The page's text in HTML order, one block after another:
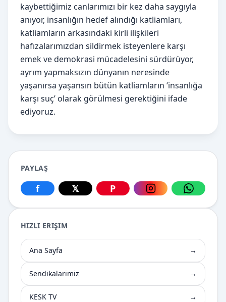
kaybettiğimiz canlarımızı bir kez daha saygıyla
anıyor, insanlığın hedef alındığı katliamları,
katliamların arkasındaki kirli ilişkileri
hafızalarımızdan sildirmek isteyenlere karşı
emek ve demokrasi mücadelesini sürdürüyor,
ayrım yapmaksızın dünyanın neresinde
yaşanırsa yaşansın bütün katliamların ‘insanlığa
karşı suç’ olarak görülmesi gerektiğini ifade
ediyoruz.
PAYLAŞ
Facebook üzerinden paylaş
f
X üzerinden paylaş
𝕏
Pinterest üzerinden paylaş
P
Instagram
HIZLI ERIŞIM
Ana Sayfa →
Sendikalarimiz →
KESK TV →